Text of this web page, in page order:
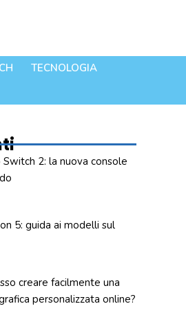
TECNOLOGIA
2: la nuova console
5: guida ai modelli sul
creare facilmente una
personalizzata online?